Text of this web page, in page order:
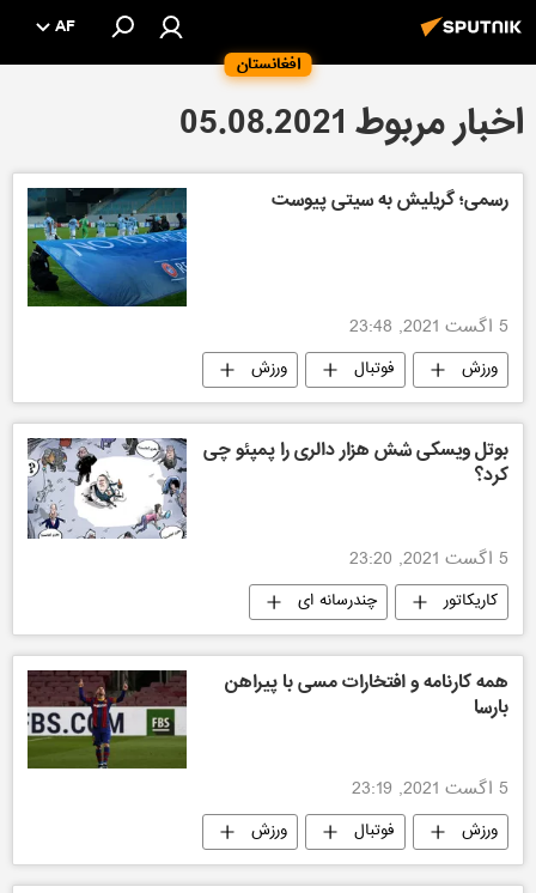
افغانستان
AF
اخبار مربوط 05.08.2021
رسمی؛ گریلیش به سیتی پیوست
5 اگست 2021, 23:48
ورزش فوتبال ورزش
بوتل ویسکی شش هزار دالری را پمپئو چی
کرد؟
5 اگست 2021, 23:20
کاریکاتور چندرسانه ای
همه‌ کارنامه و افتخارات مسی با پیراهن
بارسا
5 اگست 2021, 23:19
ورزش فوتبال ورزش